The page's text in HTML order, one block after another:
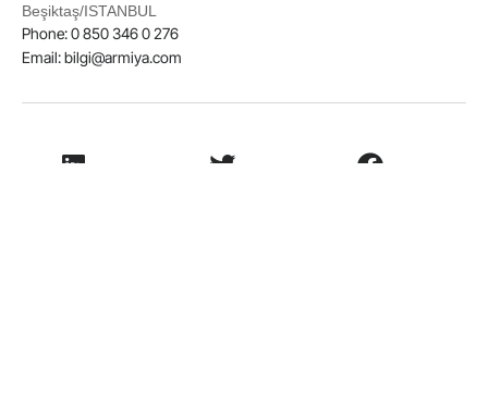
Beşiktaş/ISTANBUL
Phone: 0 850 346 0 276
Email:bilgi@armiya.com